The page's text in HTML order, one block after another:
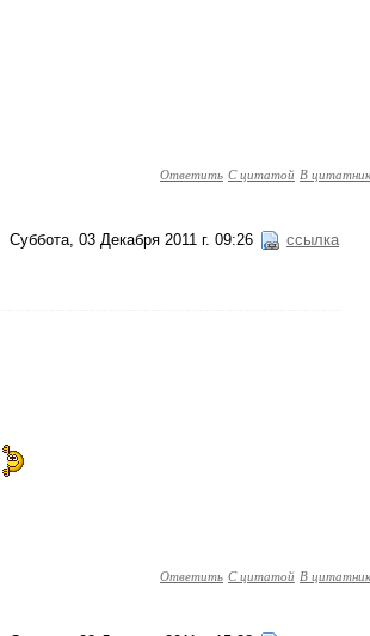
Ответить С цитатой В цитатник
Суббота, 03 Декабря 2011 г. 09:26 ссылка
Ответить С цитатой В цитатник